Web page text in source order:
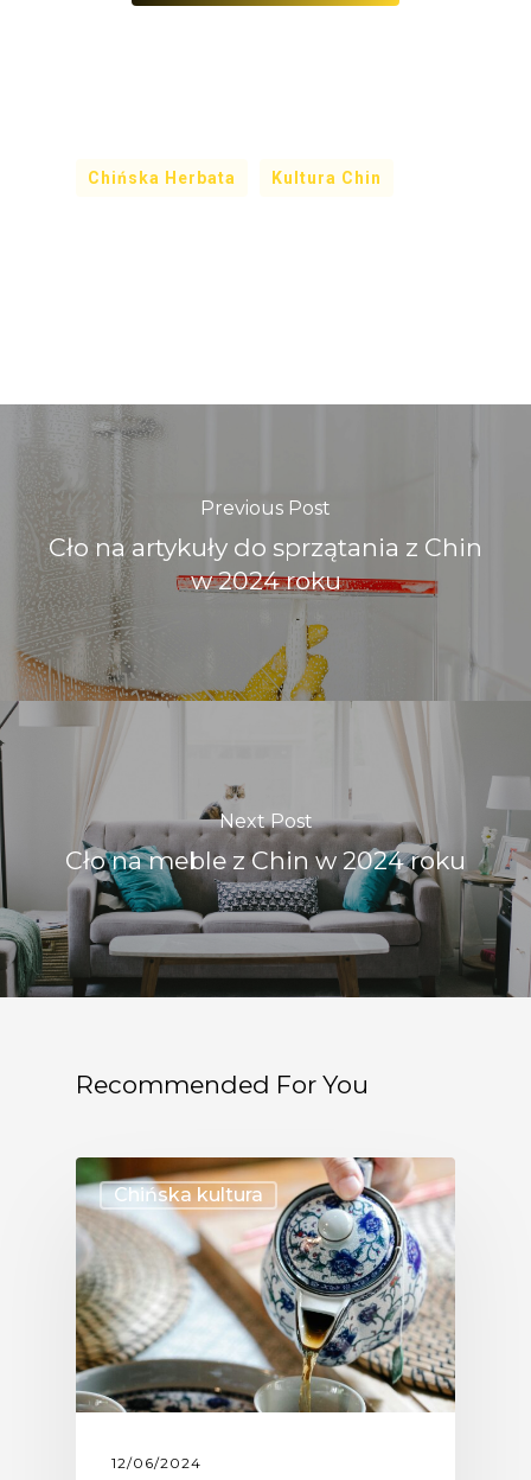
Chińska Herbata Kultura Chin
Previous Post
Cło na artykuły do sprzątania z Chin
w 2024 roku
Next Post
Cło na meble z Chin w 2024 roku
Recommended For You
Chińska kultura
12/06/2024